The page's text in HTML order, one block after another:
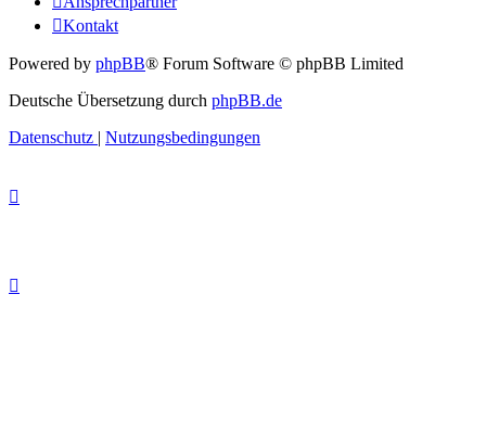
Kontakt
Powered by phpBB® Forum Software © phpBB Limited
Deutsche Übersetzung durch phpBB.de
Datenschutz
Nutzungsbedingungen